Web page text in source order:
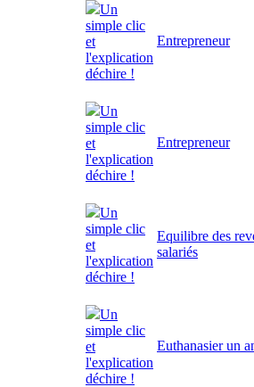
Un
simple clic
et
l'explication
déchire !
Entrepreneur
Un
simple clic
et
l'explication
déchire !
Entrepreneur
Un
simple clic
et
l'explication
déchire !
Equilibre des
salariés
Un
simple clic
et
l'explication
déchire !
Euthanasier un